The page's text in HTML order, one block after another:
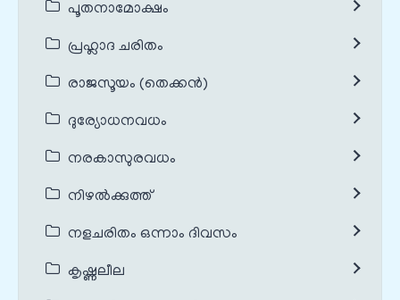
പൂതനാമോക്ഷം
പ്രഹ്ലാദ ചരിതം
രാജസൂയം (തെക്കൻ)
ദുര്യോധനവധം
നരകാസുരവധം
നിഴൽക്കുത്ത്
നളചരിതം ഒന്നാം ദിവസം
കൃഷ്ണലീല